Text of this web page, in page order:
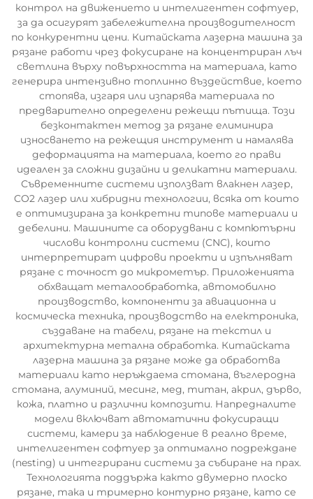
контрол на движението и интелигентен софтуер,
за да осигурят забележителна производителност
по конкурентни цени. Китайската лазерна машина за
рязане работи чрез фокусиране на концентриран лъч
светлина върху повърхността на материала, като
генерира интензивно топлинно въздействие, което
стопява, изгаря или изпарява материала по
предварително определени режещи пътища. Този
безконтактен метод за рязане елиминира
износването на режещия инструмент и намалява
деформацията на материала, което го прави
идеален за сложни дизайни и деликатни материали.
Съвременните системи използват влакнен лазер,
CO2 лазер или хибридни технологии, всяка от които
е оптимизирана за конкретни типове материали и
дебелини. Машините са оборудвани с компютърни
числови контролни системи (CNC), които
интерпретират цифрови проекти и изпълняват
рязане с точност до микрометър. Приложенията
обхващат металообработка, автомобилно
производство, компоненти за авиационна и
космическа техника, производство на електроника,
създаване на табели, рязане на текстил и
архитектурна метална обработка. Китайската
лазерна машина за рязане може да обработва
материали като неръждаема стомана, въглеродна
стомана, алуминий, месинг, мед, титан, акрил, дърво,
кожа, платно и различни композити. Напредналите
модели включват автоматични фокусиращи
системи, камери за наблюдение в реално време,
интелигентен софтуер за оптимално подреждане
(nesting) и интегрирани системи за събиране на прах.
Технологията поддържа както двумерно плоско
рязане, така и тримерно контурно рязане, като се